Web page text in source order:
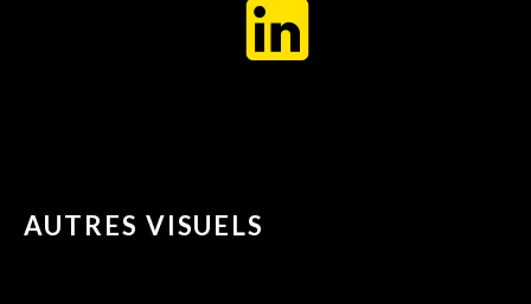
AUTRES VISUELS